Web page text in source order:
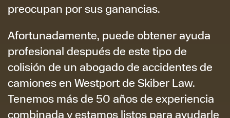
preocupan por sus ganancias.
Afortunadamente, puede obtener ayuda
profesional después de este tipo de
colisión de un abogado de accidentes de
camiones en Westport de Skiber Law.
Tenemos más de 50 años de experiencia
combinada y estamos listos para ayudarle